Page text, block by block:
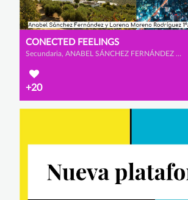
CONECTED FEELINGS
Secundaria, ANABEL SÁNCHEZ FERNÁNDEZ y LORENA MORENO RODRÍGUEZ
+20